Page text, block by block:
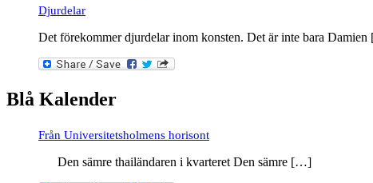
Djurdelar
Det förekommer djurdelar inom konsten. Det är inte bara
Blå Kalender
Från Universitetsholmens horisont
Den sämre thailändaren i kvarteret Den sämre […]